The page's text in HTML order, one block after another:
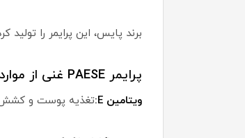
برند پایس، این پرایمر را
پرایمر PAESE غنی از موارد زیر می‌باشد:
ویتامین E: تغذیه پوست و کشش